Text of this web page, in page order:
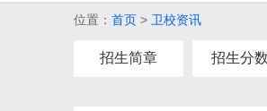
位置： 首页 > 卫校资讯
招生简章 招生分